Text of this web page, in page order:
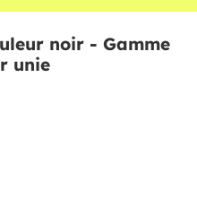
noir - Gamme
unie